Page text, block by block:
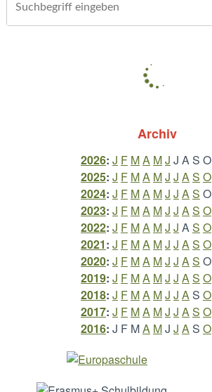
Archiv
2026: J F MA MJ J AS O
2025: J F MA MJ J AS O
2024: J F MA MJ J AS O
2023: J F MA MJ J AS O
2022: J F MA MJ J AS O
2021: J F MA MJ J AS O
2020: J F MA MJ J AS O
2019: J F MA MJ J AS O
2018: J F MA MJ J AS O
2017: J F MA MJ J AS O
2016: J F MA MJ J AS O